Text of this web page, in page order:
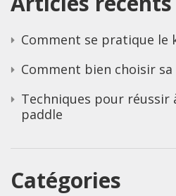
Comment se pratique le
Comment bien choisir sa
Techniques pour réussir
paddle
Catégories